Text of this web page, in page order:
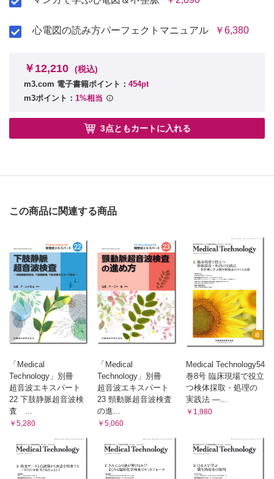
心電図の読み方パーフェクトマニュアル ￥6,380
￥12,210 (税込)
m3.com 電子書籍ポイント： 454pt
m3ポイント： 1%相当
3点ともカートに入れる
この商品に関連する商品
「Medical
Technology」別冊
超音波エキスパート
22 下肢静脈超音波検
査 ...
￥5,280
「Medical
Technology」別冊
超音波エキスパート
23 頸動脈超音波検査
の進...
￥5,060
Medical Technology54
巻8号 臨床現場で役立
つ検体採取・処理の
実践法 ―...
￥1,980